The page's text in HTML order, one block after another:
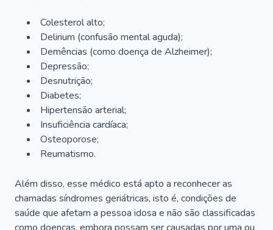
Colesterol alto;
Delirium (confusão mental aguda);
Demências (como doença de Alzheimer);
Depressão;
Desnutrição;
Diabetes;
Hipertensão arterial;
Insuficiência cardíaca;
Osteoporose;
Reumatismo.
Além disso, esse médico está apto a reconhecer as
chamadas síndromes geriátricas, isto é, condições de
saúde que afetam a pessoa idosa e não são classificadas